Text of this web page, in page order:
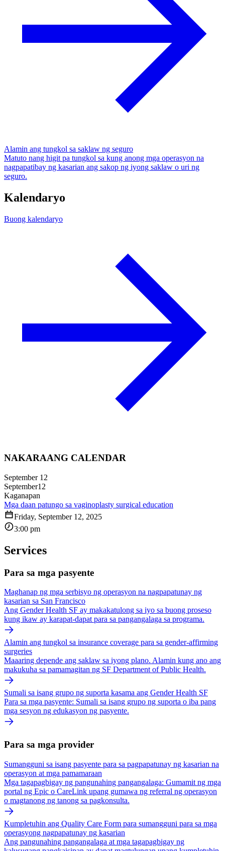
Alamin ang tungkol sa saklaw ng seguro
Matuto nang higit pa tungkol sa kung anong mga operasyon na
nagpapatibay ng kasarian ang sakop ng iyong saklaw o uri ng
seguro.
Kalendaryo
Buong kalendaryo
NAKARAANG CALENDAR
September 12
September12
Kaganapan
Mga daan patungo sa vaginoplasty surgical education
Friday, September 12, 2025
3:00 pm
Services
Para sa mga pasyente
Maghanap ng mga serbisyo ng operasyon na nagpapatunay ng
kasarian sa San Francisco
Ang Gender Health SF ay makakatulong sa iyo sa buong proseso
kung ikaw ay karapat-dapat para sa pangangalaga sa programa.
Alamin ang tungkol sa insurance coverage para sa gender-affirming
surgeries
Maaaring depende ang saklaw sa iyong plano. Alamin kung ano ang
makukuha sa pamamagitan ng SF Department of Public Health.
Sumali sa isang grupo ng suporta kasama ang Gender Health SF
Para sa mga pasyente: Sumali sa isang grupo ng suporta o iba pang
mga sesyon ng edukasyon ng pasyente.
Para sa mga provider
Sumangguni sa isang pasyente para sa pagpapatunay ng kasarian na
operasyon at mga pamamaraan
Mga tagapagbigay ng pangunahing pangangalaga: Gumamit ng mga
portal ng Epic o CareLink upang gumawa ng referral ng operasyon
o magtanong ng tanong sa pagkonsulta.
Kumpletuhin ang Quality Care Form para sumangguni para sa mga
operasyong nagpapatunay ng kasarian
Ang pangunahing pangangalaga at mga tagapagbigay ng